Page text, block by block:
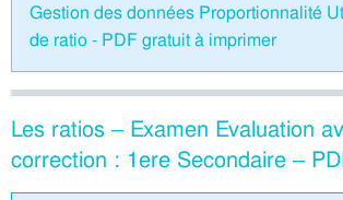
Gestion des données Proportionnalité
de ratio - PDF gratuit à imprimer
Les ratios – Examen Evaluation
correction : 1ere Secondaire –